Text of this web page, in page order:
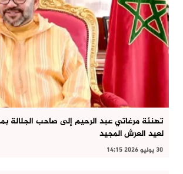
لعيد العرش المجيد
30 يوليو 2026 14:15